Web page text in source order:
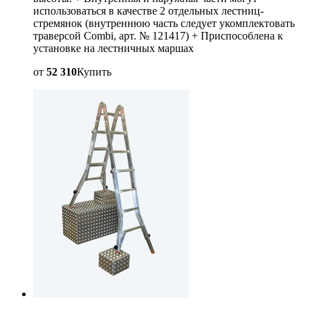
использоваться в качестве 2 отдельных лестниц-
стремянок (внутреннюю часть следует укомплектовать
траверсой Combi, арт. № 121417) + Приспособлена к
установке на лестничных маршах
от 52 310Купить